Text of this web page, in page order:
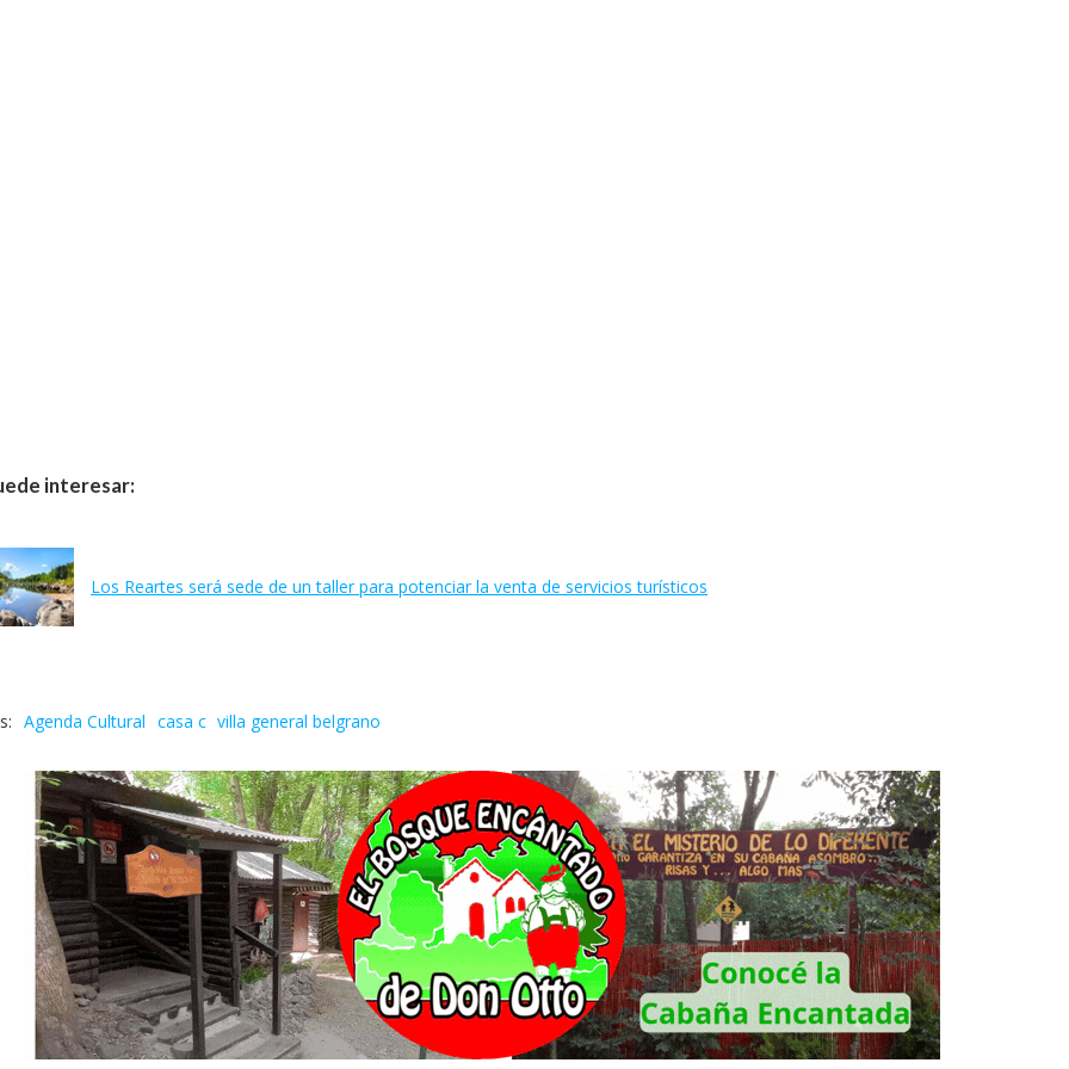
interesar:
Los Reartes será sede de un taller para potenciar la venta de servicios turísticos
Agenda Cultural casa c villa general belgrano